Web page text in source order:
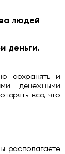
людей
деньги.
сохранять и
денежными
все, что
располагаете